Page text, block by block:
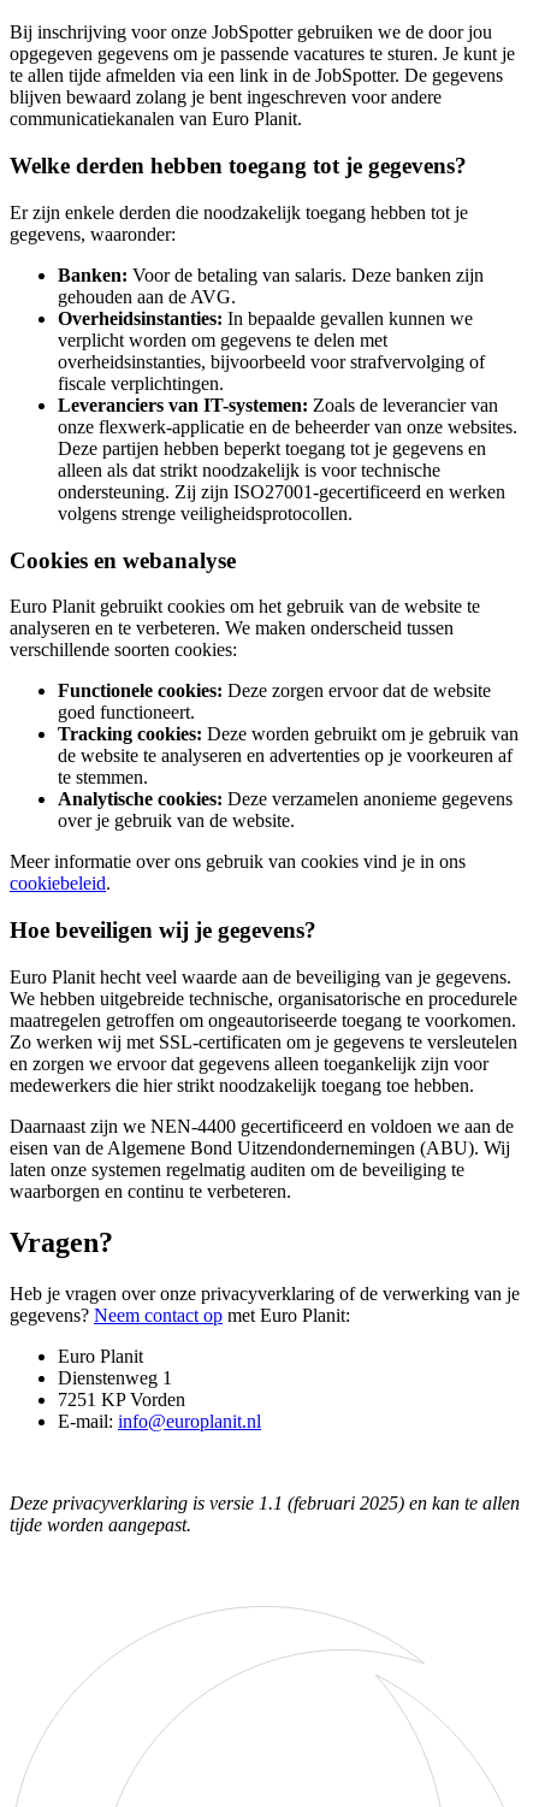
Bij inschrijving voor onze JobSpotter gebruiken we de door jou
opgegeven gegevens om je passende vacatures te sturen. Je kunt je
te allen tijde afmelden via een link in de JobSpotter. De gegevens
blijven bewaard zolang je bent ingeschreven voor andere
communicatiekanalen van Euro Planit.
Welke derden hebben toegang tot je gegevens?
Er zijn enkele derden die noodzakelijk toegang hebben tot je
gegevens, waaronder:
Banken: Voor de betaling van salaris. Deze banken zijn
gehouden aan de AVG.
Overheidsinstanties: In bepaalde gevallen kunnen we
verplicht worden om gegevens te delen met
overheidsinstanties, bijvoorbeeld voor strafvervolging of
fiscale verplichtingen.
Leveranciers van IT-systemen: Zoals de leverancier van
onze flexwerk-applicatie en de beheerder van onze websites.
Deze partijen hebben beperkt toegang tot je gegevens en
alleen als dat strikt noodzakelijk is voor technische
ondersteuning. Zij zijn ISO27001-gecertificeerd en werken
volgens strenge veiligheidsprotocollen.
Cookies en webanalyse
Euro Planit gebruikt cookies om het gebruik van de website te
analyseren en te verbeteren. We maken onderscheid tussen
verschillende soorten cookies:
Functionele cookies: Deze zorgen ervoor dat de website
goed functioneert.
Tracking cookies: Deze worden gebruikt om je gebruik van
de website te analyseren en advertenties op je voorkeuren af
te stemmen.
Analytische cookies: Deze verzamelen anonieme gegevens
over je gebruik van de website.
Meer informatie over ons gebruik van cookies vind je in ons
cookiebeleid.
Hoe beveiligen wij je gegevens?
Euro Planit hecht veel waarde aan de beveiliging van je gegevens.
We hebben uitgebreide technische, organisatorische en procedurele
maatregelen getroffen om ongeautoriseerde toegang te voorkomen.
Zo werken wij met SSL-certificaten om je gegevens te versleutelen
en zorgen we ervoor dat gegevens alleen toegankelijk zijn voor
medewerkers die hier strikt noodzakelijk toegang toe hebben.
Daarnaast zijn we NEN-4400 gecertificeerd en voldoen we aan de
eisen van de Algemene Bond Uitzendondernemingen (ABU). Wij
laten onze systemen regelmatig auditen om de beveiliging te
waarborgen en continu te verbeteren.
Vragen?
Heb je vragen over onze privacyverklaring of de verwerking van je
gegevens? Neem contact op met Euro Planit:
Euro Planit
Dienstenweg 1
7251 KP Vorden
E-mail: info@europlanit.nl
Deze privacyverklaring is versie 1.1 (februari 2025) en kan te allen
tijde worden aangepast.